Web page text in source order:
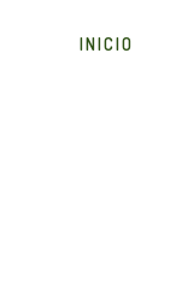
INICIO